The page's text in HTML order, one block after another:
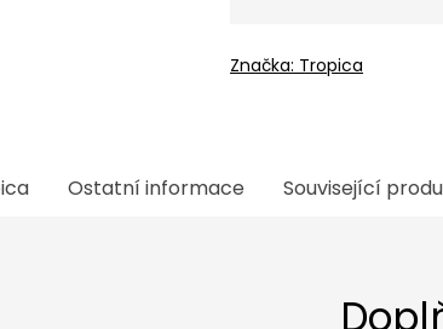
Značka: Tropica
Ostatní informace Související